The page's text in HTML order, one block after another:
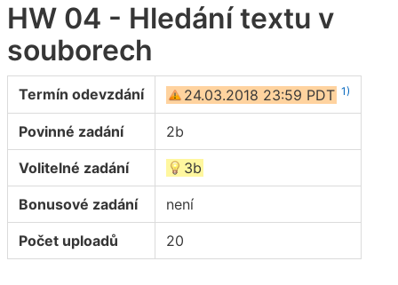
HW 04 - Hledání textu v
souborech
Termín odevzdání 24.03.2018 23:59 PDT 1)
Povinné zadání 2b
Volitelné zadání 3b
Bonusové zadání není
Počet uploadů 20